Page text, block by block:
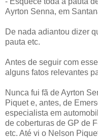
Ayrton Senna, em
De nada adiantou dizer
pauta etc.
Antes de seguir com
alguns fatos relevantes
Nunca fui fã de Ayrton
Piquet e, antes, de
especialista em
de coberturas de GP de
etc. Até vi o Nelson